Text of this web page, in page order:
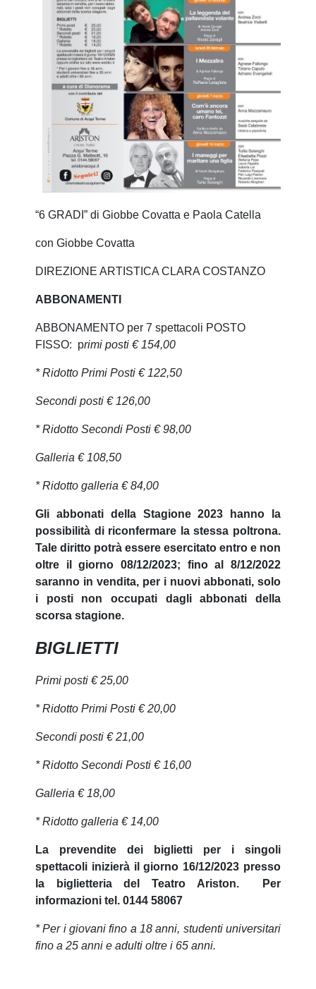
“6 GRADI” di Giobbe Covatta e Paola Catella
con Giobbe Covatta
DIREZIONE ARTISTICA CLARA COSTANZO
ABBONAMENTI
ABBONAMENTO per 7 spettacoli POSTO
FISSO: primi posti € 154,00
* Ridotto Primi Posti € 122,50
Secondi posti € 126,00
* Ridotto Secondi Posti € 98,00
Galleria € 108,50
* Ridotto galleria € 84,00
Gli abbonati della Stagione 2023 hanno la
possibilità di riconfermare la stessa poltrona.
Tale diritto potrà essere esercitato entro e non
oltre il giorno 08/12/2023; fino al 8/12/2022
saranno in vendita, per i nuovi abbonati, solo
i posti non occupati dagli abbonati della
scorsa stagione.
BIGLIETTI
Primi posti € 25,00
* Ridotto Primi Posti € 20,00
Secondi posti € 21,00
* Ridotto Secondi Posti € 16,00
Galleria € 18,00
* Ridotto galleria € 14,00
La prevendite dei biglietti per i singoli
spettacoli inizierà il giorno 16/12/2023 presso
la biglietteria del Teatro Ariston. Per
informazioni tel. 0144 58067
* Per i giovani fino a 18 anni, studenti universitari
fino a 25 anni e adulti oltre i 65 anni.